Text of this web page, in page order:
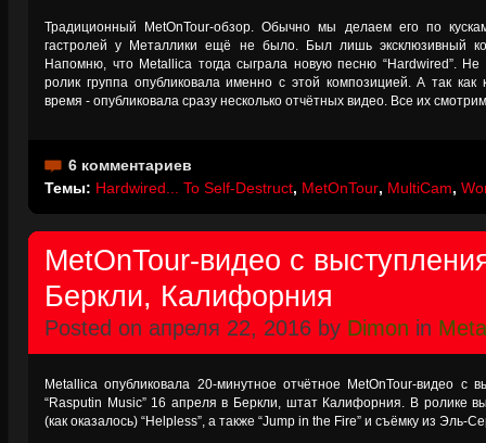
Традиционный MetOnTour-обзор. Обычно мы делаем его по
гастролей у Металлики ещё не было. Был лишь эксклюзивный
Напомню, что Metallica тогда сыграла новую песню “Hardwired”. Не
ролик группа опубликовала именно с этой композицией. А так
время - опубликовала сразу несколько отчётных видео. Все их
6 комментариев
Темы: Hardwired... To Self-Destruct, MetOnTour, MultiCam,
MetOnTour-видео с
Беркли, Калифорния
Posted on апреля 22, 2016 by Dimon in
Metallica опубликовала 20-минутное отчётное MetOnTour-видео с
“Rasputin Music” 16 апреля в Беркли, штат Калифорния. В ролике
(как оказалось) “Helpless”, а также “Jump in the Fire” и съёмку из